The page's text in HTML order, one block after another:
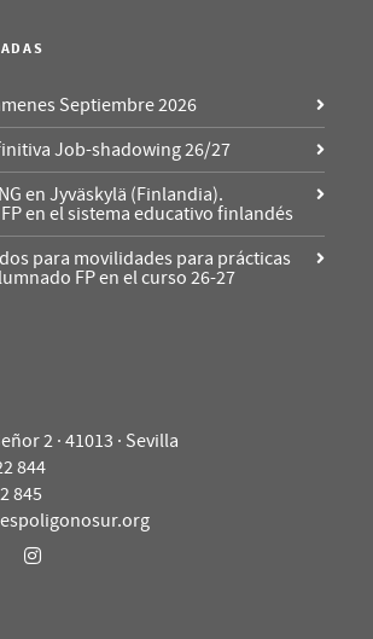
Septiembre 2026
Job-shadowing 26/27
en Jyväskylä (Finlandia).
en el sistema educativo finlandés
para movilidades para prácticas
FP en el curso 26-27
2 · 41013 · Sevilla
844
845